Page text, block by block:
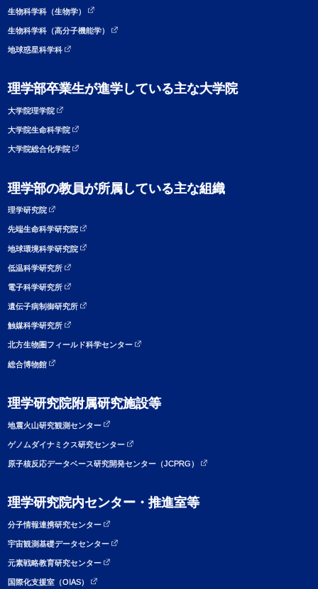
生物科学科（生物学）
生物科学科（高分子機能学）
地球惑星科学科
理学部卒業生が進学している主な大学院
大学院理学院
大学院生命科学院
大学院総合化学院
理学部の教員が所属している主な組織
理学研究院
先端生命科学研究院
地球環境科学研究院
低温科学研究所
電子科学研究所
遺伝子病制御研究所
触媒科学研究所
北方生物圏フィールド科学センター
総合博物館
理学研究院附属研究施設等
地震火山研究観測センター
ゲノムダイナミクス研究センター
原子核反応データベース研究開発センター（JCPRG）
理学研究院内センター・推進室等
分子情報連携研究センター
宇宙観測基礎データセンター
元素戦略教育研究センター
国際化支援室（OIAS）